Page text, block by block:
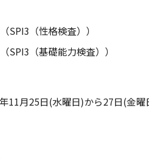
SPI3（性格検査））
SPI3（基礎能力検査））
11月25日(水曜日)から27日(金曜